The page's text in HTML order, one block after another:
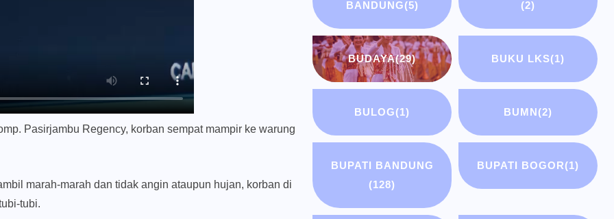
Pasirjambu Regency, korban sempat mampir ke warung
marah-marah dan tidak angin ataupun hujan, korban di
tubi.
BANDUNG(5)
(2)
BUDAYA(29) BUKU LKS(1)
BULOG(1) BUMN(2)
BUPATI BANDUNG
(128)
BUPATI BOGOR(1)